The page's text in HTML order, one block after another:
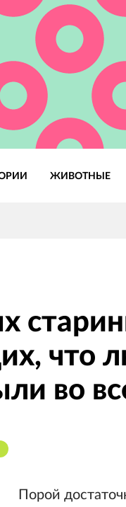
ЖИВОТНЫЕ
что
во
Порой